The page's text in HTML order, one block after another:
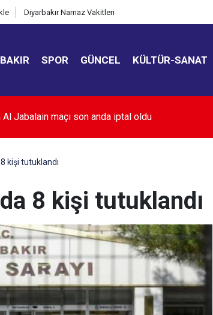
Diyarbakır Namaz Vakitleri
SPOR GÜNCEL KÜLTÜR-SANAT
Erzurumspor maçı öncesi stadyumda
kişi tutuklandı
8 kişi tutuklandı